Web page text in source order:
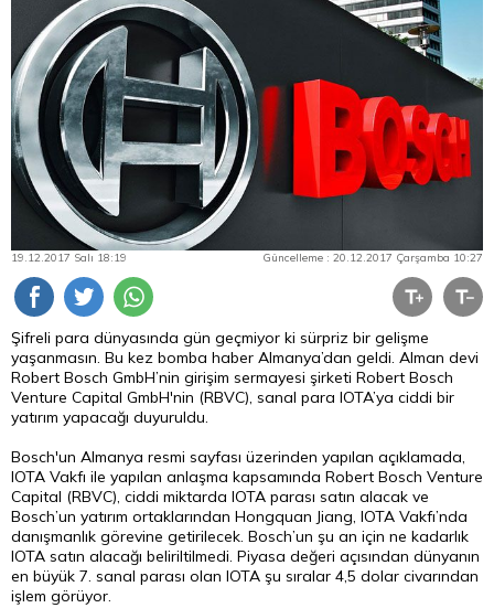
19.12.2017 Salı 18:19 Güncelleme : 20.12.2017 Çarşamba 10:27
Şifreli para dünyasında gün geçmiyor ki sürpriz bir gelişme
yaşanmasın. Bu kez bomba haber Almanya’dan geldi. Alman devi
Robert Bosch GmbH’nin girişim sermayesi şirketi Robert Bosch
Venture Capital GmbH'nin (RBVC), sanal para IOTA’ya ciddi bir
yatırım yapacağı duyuruldu.
Bosch'un Almanya resmi sayfası üzerinden yapılan açıklamada,
IOTA Vakfı ile yapılan anlaşma kapsamında Robert Bosch Venture
Capital (RBVC), ciddi miktarda IOTA parası satın alacak ve
Bosch’un yatırım ortaklarından Hongquan Jiang, IOTA Vakfı’nda
danışmanlık görevine getirilecek. Bosch’un şu an için ne kadarlık
IOTA satın alacağı beliriltilmedi. Piyasa değeri açısından dünyanın
en büyük 7. sanal parası olan IOTA şu sıralar 4,5 dolar civarından
işlem görüyor.